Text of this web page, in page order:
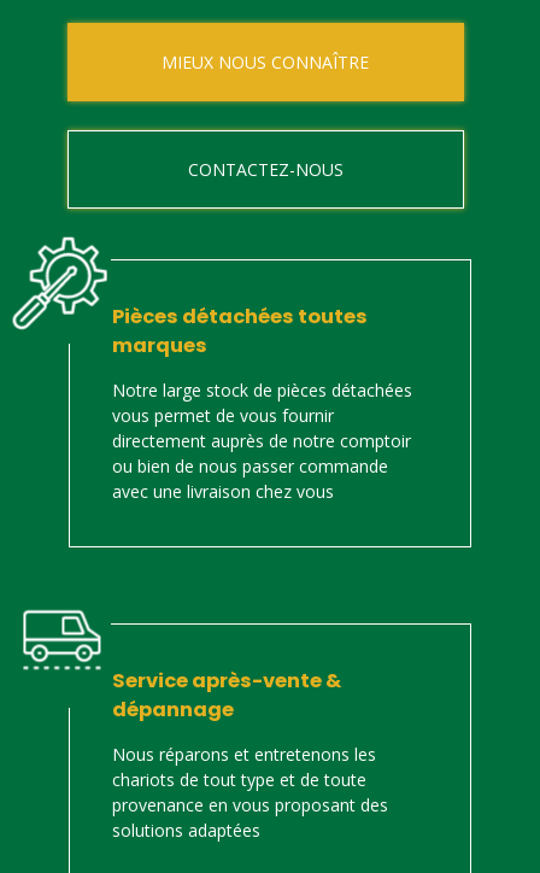
MIEUX NOUS CONNAÎTRE
CONTACTEZ-NOUS
Pièces détachées toutes
marques
Notre large stock de pièces détachées
vous permet de vous fournir
directement auprès de notre comptoir
ou bien de nous passer commande
avec une livraison chez vous
Service après-vente &
dépannage
Nous réparons et entretenons les
chariots de tout type et de toute
provenance en vous proposant des
solutions adaptées